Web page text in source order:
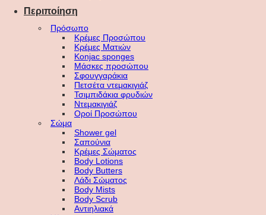
Περιποίηση
Πρόσωπο
Κρέμες Προσώπου
Κρέμες Ματιών
Konjac sponges
Μάσκες προσώπου
Σφουγγαράκια
Πετσέτα ντεμακιγιάζ
Τσιμπιδάκια φρυδιών
Ντεμακιγιάζ
Οροί Προσώπου
Σώμα
Shower gel
Σαπούνια
Κρέμες Σώματος
Body Lotions
Body Butters
Λάδι Σώματος
Body Mists
Body Scrub
Αντιηλιακά